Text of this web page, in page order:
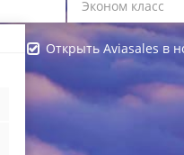
Эконом класс
Открыть Aviasales в